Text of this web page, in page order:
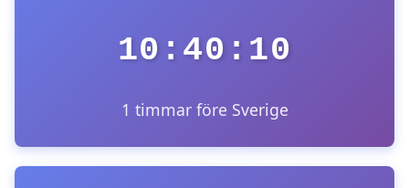
10:40:10
1 timmar före Sverige